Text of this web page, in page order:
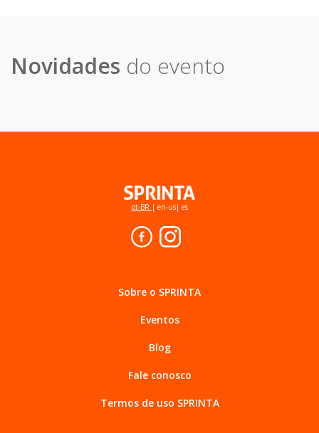
Novidades do evento
pt-BR | en-us| es
Sobre o SPRINTA
Eventos
Blog
Fale conosco
Termos de uso SPRINTA